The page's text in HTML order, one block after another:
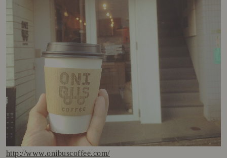
http://www.onibuscoffee.com/